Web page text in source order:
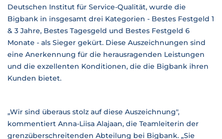
Deutschen Institut für Service-Qualität, wurde die
Bigbank in insgesamt drei Kategorien - Bestes Festgeld 1
& 3 Jahre, Bestes Tagesgeld und Bestes Festgeld 6
Monate - als Sieger gekürt. Diese Auszeichnungen sind
eine Anerkennung für die herausragenden Leistungen
und die exzellenten Konditionen, die die Bigbank ihren
Kunden bietet.
„Wir sind überaus stolz auf diese Auszeichnung",
kommentiert Anna-Liisa Alajaan, die Teamleiterin der
grenzüberschreitenden Abteilung bei Bigbank. „Sie